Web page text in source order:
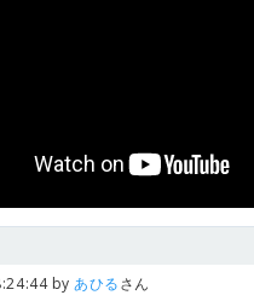
byあひるさん